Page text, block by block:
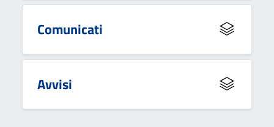
Comunicati
Avvisi